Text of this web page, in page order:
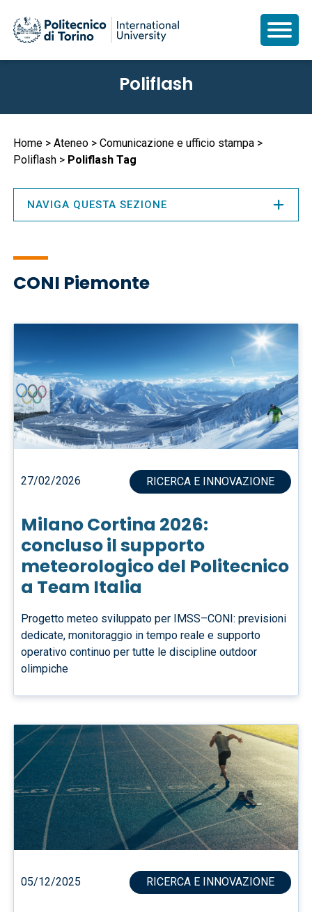
principale
Poliflash
Briciole
di
pane
Home Ateneo
Comunicazione e ufficio stampa
Poliflash
Poliflash Tag
CONI Piemonte
27/02/2026 RICERCA E INNOVAZIONE
Milano Cortina 2026:
concluso il supporto
meteorologico del Politecnico
a Team Italia
Progetto meteo sviluppato per IMSS–CONI: previsioni
dedicate, monitoraggio in tempo reale e supporto
operativo continuo per tutte le discipline outdoor
olimpiche
05/12/2025 RICERCA E INNOVAZIONE
NAVIGA QUESTA SEZIONE